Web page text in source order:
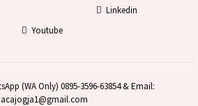
Linkedin
Youtube
(WA Only) 0895-3596-63854 & Email: